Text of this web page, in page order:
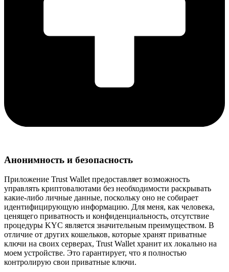
Анонимность и безопасность
Приложение Trust Wallet предоставляет возможность
управлять криптовалютами без необходимости раскрывать
какие-либо личные данные, поскольку оно не собирает
идентифицирующую информацию. Для меня, как человека,
ценящего приватность и конфиденциальность, отсутствие
процедуры KYC является значительным преимуществом. В
отличие от других кошельков, которые хранят приватные
ключи на своих серверах, Trust Wallet хранит их локально на
моем устройстве. Это гарантирует, что я полностью
контролирую свои приватные ключи.